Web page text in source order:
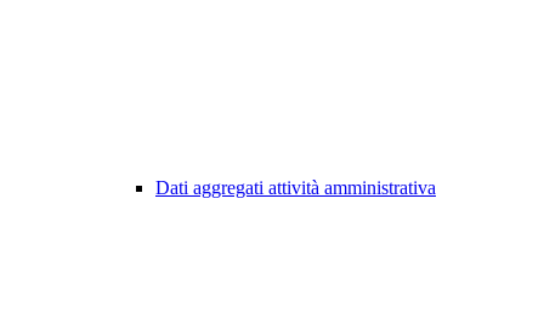
Dati aggregati attività amministrativa